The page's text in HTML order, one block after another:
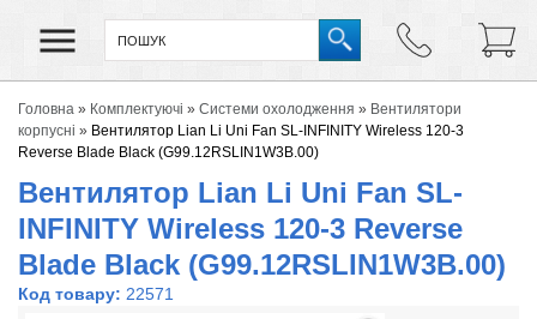
Головна » Комплектуючі » Системи охолодження » Вентилятори
корпусні » Вентилятор Lian Li Uni Fan SL-INFINITY Wireless 120-3
Reverse Blade Black (G99.12RSLIN1W3B.00)
Вентилятор Lian Li Uni Fan SL-
INFINITY Wireless 120-3 Reverse
Blade Black (G99.12RSLIN1W3B.00)
Код товару: 22571